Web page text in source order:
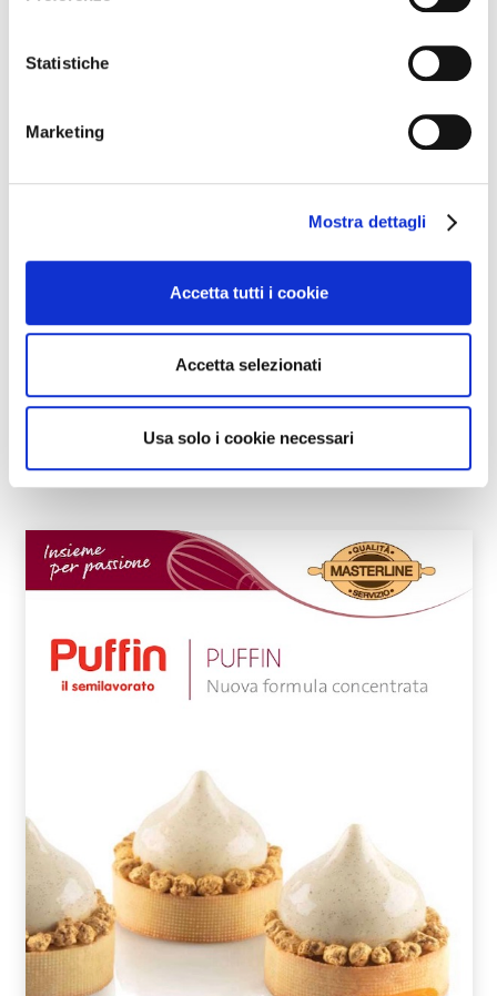
Statistiche
Marketing
Mostra dettagli
Accetta tutti i cookie
Accetta selezionati
Usa solo i cookie necessari
CREME SPALMABILI